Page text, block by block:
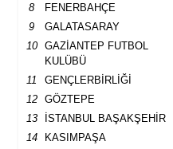
8
FENERBAHÇE
9
GALATASARAY
10
GAZİANTEP FUTBOL
KULÜBÜ
11 GENÇLERBİRLİĞİ
12
GÖZTEPE
13
İSTANBUL BAŞAKŞEHİR
14
KASIMPAŞA